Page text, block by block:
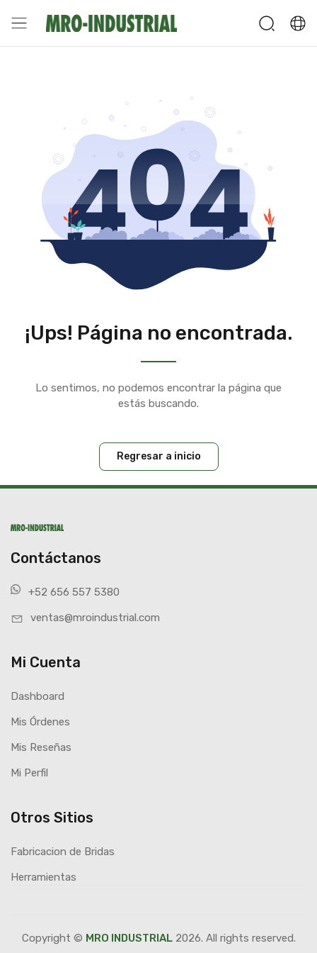
¡Ups! Página no encontrada.
Lo sentimos, no podemos encontrar la página que
estás buscando.
Regresar a inicio
Contáctanos
+52 656 557 5380
ventas@mroindustrial.com
Mi Cuenta
Dashboard
Mis Órdenes
Mis Reseñas
Mi Perfil
Otros Sitios
Fabricacion de Bridas
Herramientas
Copyright © MRO INDUSTRIAL2026. All rights reserved.